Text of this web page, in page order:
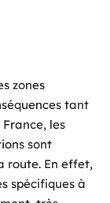
zones
tant
les
sont
route. En effet,
spécifiques à